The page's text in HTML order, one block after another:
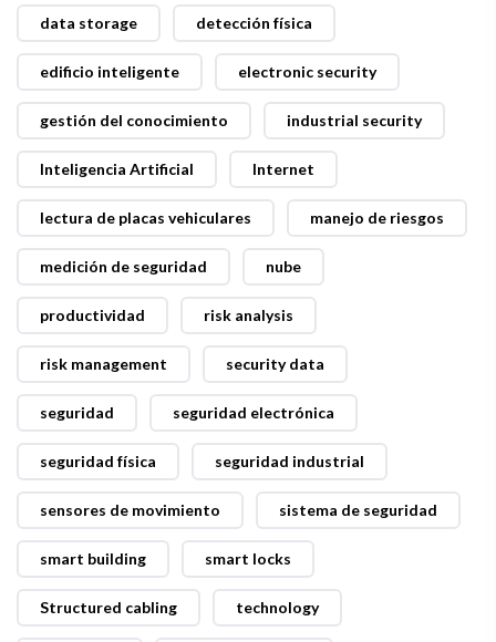
data storage detección física
edificio inteligente electronic security
gestión del conocimiento industrial security
Inteligencia Artificial Internet
lectura de placas vehiculares manejo de riesgos
medición de seguridad nube
productividad risk analysis
risk management security data
seguridad seguridad electrónica
seguridad física seguridad industrial
sensores de movimiento sistema de seguridad
smart building smart locks
Structured cabling technology